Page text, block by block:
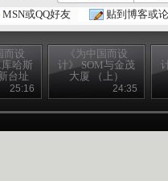
MSN或QQ好友 贴到博客或
而设
哈斯
台址
25:16
《为中国而设
计》 SOM与金茂
大厦 （上）
24:35